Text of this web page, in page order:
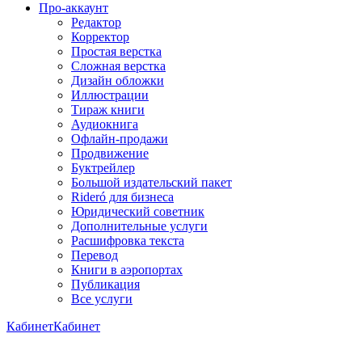
Про-аккаунт
Редактор
Корректор
Простая верстка
Сложная верстка
Дизайн обложки
Иллюстрации
Тираж книги
Аудиокнига
Офлайн-продажи
Продвижение
Буктрейлер
Большой издательский пакет
Rideró для бизнеса
Юридический советник
Дополнительные услуги
Расшифровка текста
Перевод
Книги в аэропортах
Публикация
Все услуги
КабинетКабинет